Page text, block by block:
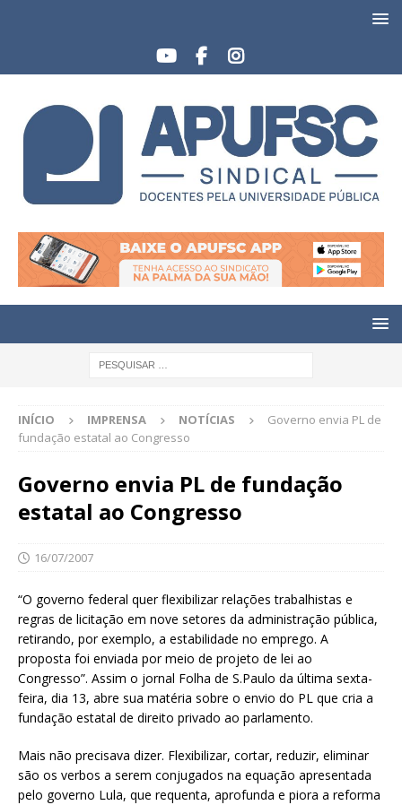
INÍCIO IMPRENSA NOTÍCIAS
Governo envia PL de
fundação estatal ao Congresso
Governo envia PL de fundação
estatal ao Congresso
16/07/2007
“O governo federal quer flexibilizar relações trabalhistas e
regras de licitação em nove setores da administração pública,
retirando, por exemplo, a estabilidade no emprego. A
proposta foi enviada por meio de projeto de lei ao
Congresso”. Assim o jornal Folha de S.Paulo da última sexta-
feira, dia 13, abre sua matéria sobre o envio do PL que cria a
fundação estatal de direito privado ao parlamento.
Mais não precisava dizer. Flexibilizar, cortar, reduzir, eliminar
são os verbos a serem conjugados na equação apresentada
pelo governo Lula, que requenta, aprofunda e piora a reforma